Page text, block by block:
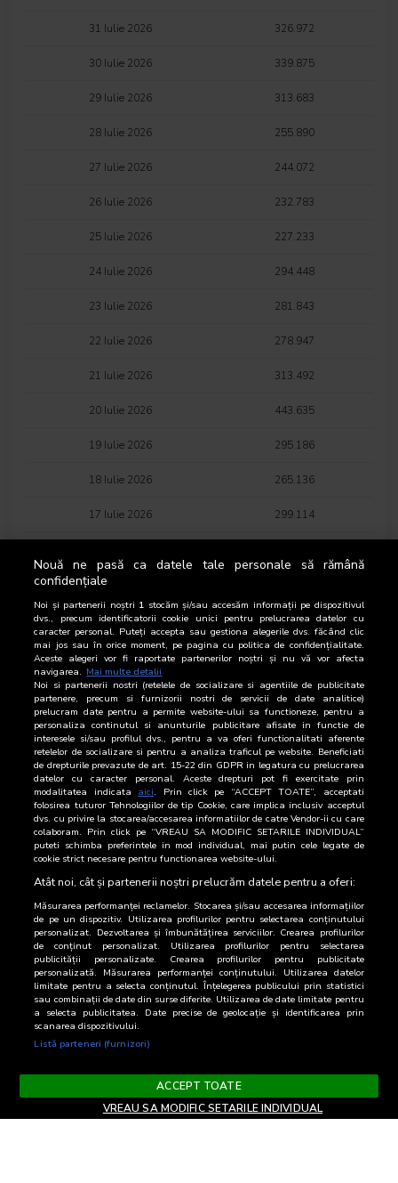
31 Iulie 2026 326.972
30 Iulie 2026 339.875
29 Iulie 2026 313.683
28 Iulie 2026 255.890
27 Iulie 2026 244.072
26 Iulie 2026 232.783
25 Iulie 2026 227.233
24 Iulie 2026 294.448
23 Iulie 2026 281.843
22 Iulie 2026 278.947
21 Iulie 2026 313.492
20 Iulie 2026 443.635
19 Iulie 2026 295.186
18 Iulie 2026 265.136
17 Iulie 2026 299.114
15 Iulie 2026
14 Iulie 2026 286.630
13 Iulie 2026 343.777
12 Iulie 2026 287.130
11 Iulie 2026 284.316
10 Iulie 2026 267.414
9 Iulie 2026 353.648
8 Iulie 2026 253.969
7 Iulie 2026 285.195
Nouă ne pasă ca datele tale personale să rămână
confidențiale
Noi și partenerii noștri 1 stocăm și/sau accesăm informații pe dispozitivul
dvs., precum identificatorii cookie unici pentru prelucrarea datelor cu
caracter personal. Puteți accepta sau gestiona alegerile dvs. făcând clic
mai jos sau în orice moment, pe pagina cu politica de confidențialitate.
Aceste alegeri vor fi raportate partenerilor noștri și nu vă vor afecta
navigarea. Mai multe detalii
Noi si partenerii nostri (retelele de socializare si agentiile de publicitate
partenere, precum si furnizorii nostri de servicii de date analitice)
prelucram date pentru a permite website-ului sa functioneze, pentru a
personaliza continutul si anunturile publicitare afisate in functie de
interesele si/sau profilul dvs., pentru a va oferi functionalitati aferente
retelelor de socializare si pentru a analiza traficul pe website. Beneficiati
de drepturile prevazute de art. 15-22 din GDPR in legatura cu prelucrarea
datelor cu caracter personal. Aceste drepturi pot fi exercitate prin
modalitatea indicata aici. Prin click pe “ACCEPT TOATE”, acceptati
folosirea tuturor Tehnologiilor de tip Cookie, care implica inclusiv acceptul
dvs. cu privire la stocarea/accesarea informatiilor de catre Vendor-ii cu care
colaboram. Prin click pe “VREAU SA MODIFIC SETARILE INDIVIDUAL”
puteti schimba preferintele in mod individual, mai putin cele legate de
cookie strict necesare pentru functionarea website-ului.
Atât noi, cât și partenerii noștri prelucrăm datele pentru a oferi:
Măsurarea performanței reclamelor. Stocarea și/sau accesarea informațiilor
de pe un dispozitiv. Utilizarea profilurilor pentru selectarea conținutului
personalizat. Dezvoltarea și îmbunătățirea serviciilor. Crearea profilurilor
de conținut personalizat. Utilizarea profilurilor pentru selectarea
publicității personalizate. Crearea profilurilor pentru publicitate
personalizată. Măsurarea performanței conținutului. Utilizarea datelor
limitate pentru a selecta conținutul. Înțelegerea publicului prin statistici
sau combinații de date din surse diferite. Utilizarea de date limitate pentru
a selecta publicitatea. Date precise de geolocație și identificarea prin
scanarea dispozitivului.
Listă parteneri (furnizori)
ACCEPT TOATE
VREAU SA MODIFIC SETARILE INDIVIDUAL